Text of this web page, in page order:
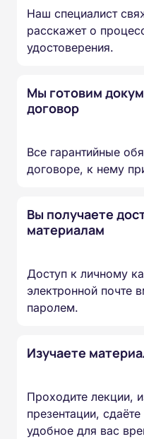
Наш специалист
расскажет о
удостоверения.
Мы готовим
договор
Все гарантийные
договоре, к нему
Вы получаете
материалам
Доступ к личному
электронной почте
паролем.
Изучаете
Проходите лекции,
презентации,
удобное для вас